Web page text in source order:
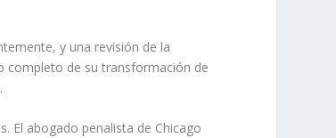
y una revisión de la
completo de su transformación de
El abogado penalista de Chicago